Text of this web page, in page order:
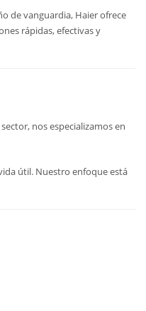
de vanguardia, Haier ofrece
rápidas, efectivas y
nos especializamos en
útil. Nuestro enfoque está